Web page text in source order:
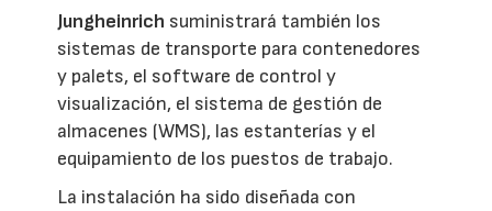
Jungheinrich suministrará también los
sistemas de transporte para contenedores
y palets, el software de control y
visualización, el sistema de gestión de
almacenes (WMS), las estanterías y el
equipamiento de los puestos de trabajo.
La instalación ha sido diseñada con